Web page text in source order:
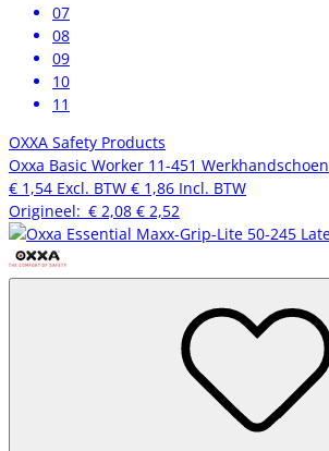
07
08
09
10
11
OXXA Safety Products
Oxxa Basic Worker 11-451 Werkhandschoen
€ 1,54 Excl. BTW € 1,86 Incl. BTW
Origineel: € 2,08 € 2,52